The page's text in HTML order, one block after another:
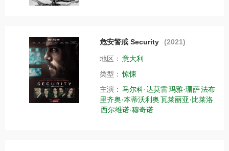
危安警戒 Security (2021)
地区： 意大利
类型： 惊悚
主演： 马尔科·达莫雷玛雅·珊萨法布
里齐奥·本蒂沃利奥瓦莱丽亚·比莱洛
西尔维诺·穆奇诺